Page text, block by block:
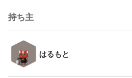
持ち主
はるもと